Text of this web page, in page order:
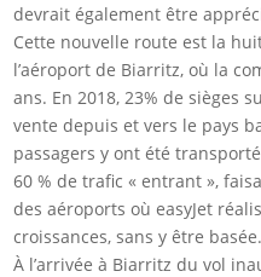
devrait également être
Cette nouvelle route est la
l’aéroport de Biarritz, où la
ans. En 2018, 23% de sièges
vente depuis et vers le pays
passagers y ont été
60 % de trafic « entrant »,
des aéroports où easyJet
croissances, sans y être basée.
À l’arrivée à Biarritz du vol